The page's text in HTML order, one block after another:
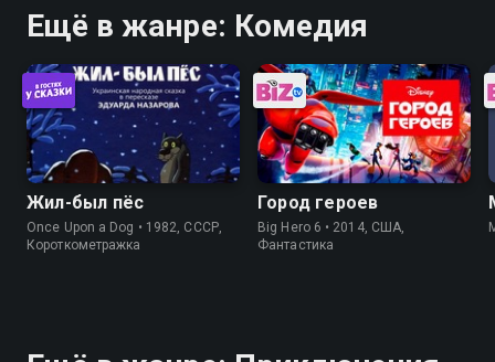
Ещё в жанре: Комедия
Жил-был пёс
Once Upon a Dog • 1982, СССР,
Короткометражка
Город героев
Big Hero 6 • 2014, США,
Фантастика